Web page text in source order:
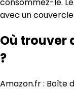
consommez-le.
avec un
Où trouver
?
Amazon.fr : Boîte